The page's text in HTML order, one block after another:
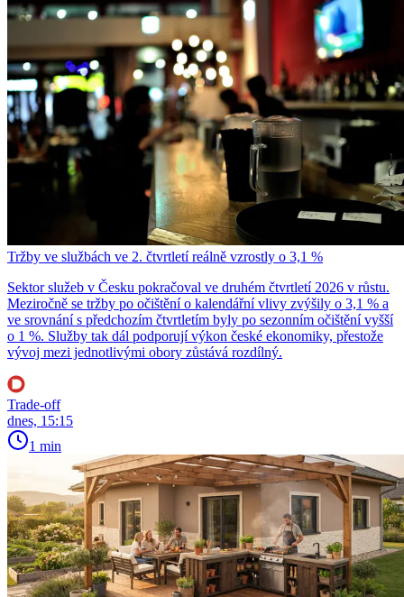
Tržby ve službách ve 2. čtvrtletí reálně vzrostly o 3,1 %
Sektor služeb v Česku pokračoval ve druhém čtvrtletí 2026 v růstu.
Meziročně se tržby po očištění o kalendářní vlivy zvýšily o 3,1 % a
ve srovnání s předchozím čtvrtletím byly po sezonním očištění vyšší
o 1 %. Služby tak dál podporují výkon české ekonomiky, přestože
vývoj mezi jednotlivými obory zůstává rozdílný.
Trade-off
dnes, 15:15
1 min